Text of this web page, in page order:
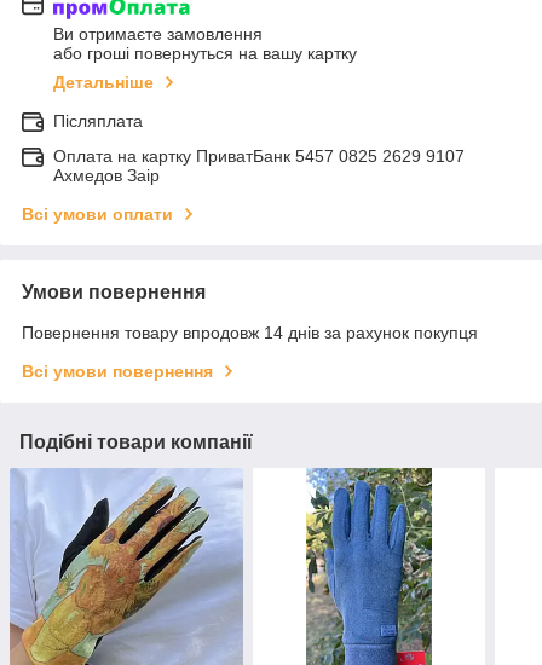
Ви отримаєте замовлення
або гроші повернуться на вашу картку
Детальніше
Післяплата
Оплата на картку ПриватБанк 5457 0825 2629 9107
Ахмедов Заір
Всі умови оплати
Умови повернення
Повернення товару впродовж 14 днів за рахунок покупця
Всі умови повернення
Подібні товари компанії